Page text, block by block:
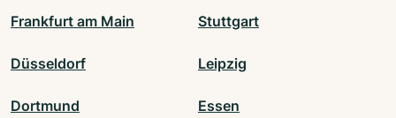
Frankfurt am Main Stuttgart
Düsseldorf Leipzig
Dortmund Essen